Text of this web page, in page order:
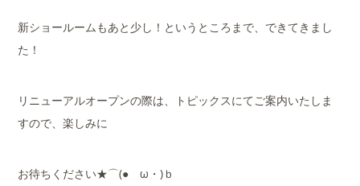
新ショールームもあと少し！というところまで、できてきまし
た！
リニューアルオープンの際は、トピックスにてご案内いたしま
すので、楽しみに
お待ちください★⌒(●ゝω・)ｂ